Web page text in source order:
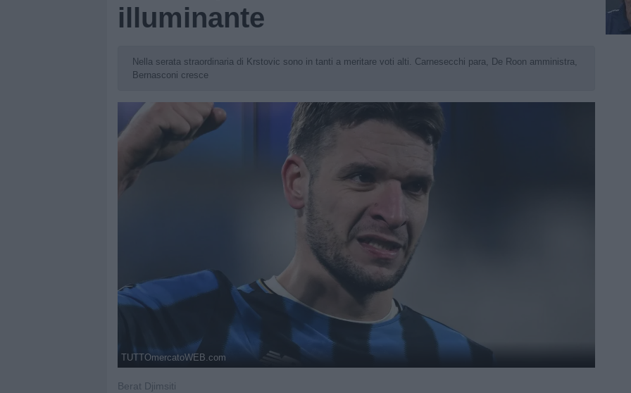
illuminante
Nella serata straordinaria di Krstovic sono in tanti a meritare voti alti. Carnesecchi para, De Roon amministra,
Bernasconi cresce
TUTTOmercatoWEB.com
Berat Djimsiti